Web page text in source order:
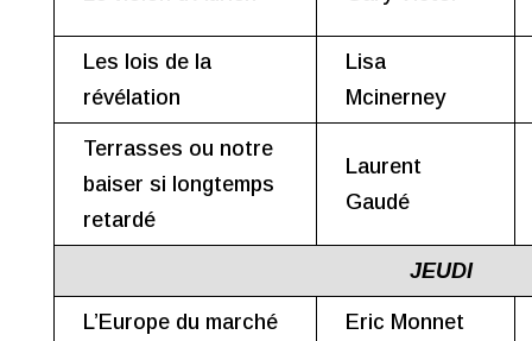
Les lois de la
révélation
Lisa
Mcinerney
Terrasses ou notre
baiser si longtemps
retardé
Laurent
Gaudé
JEUDI
L’Europe du marché
Eric Monnet